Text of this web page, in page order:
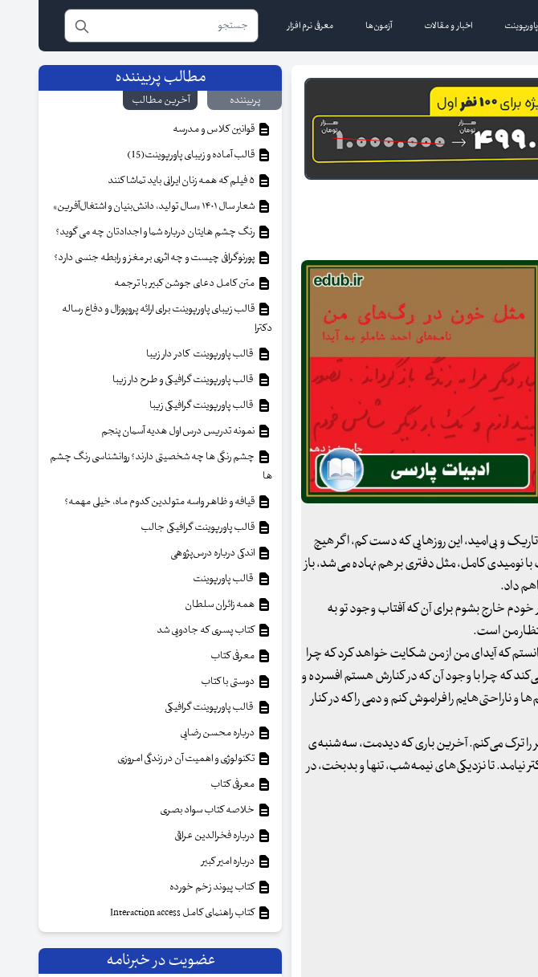
اخبار و مقالات آزمون‌ها معرفی نرم افزار
و بی‌امید، این روزهایی که دست کم، اگر هیچ
کامل، مثل دفتری بر هم نهاده می‌شد، باز
داد.
خودم خارج بشوم برای آن که آفتاب وجود تو به
من است.
که آیدای من از من شکایت خواهد کرد که چرا
که چرا با وجود آن که در کنارش هستم افسرده و
ناراحتی‌هایم را فراموش کنم و دمی را که در کنار
شهر را ترک می‌کنم. آخرین باری که دیدمت، سه‌شنبه‌ی
نیامد. تا نزدیکی‌های نیمه‌شب، تنها و بدبخت، در
مطالب پربیننده
پربیننده
آخرین مطالب
قوانین کلاس و مدرسه
قالب آماده و زیبای پاورپوینت(15)
شعار سال ۱۴۰۱ «سال تولید، دانش‌بنیان و اشتغال‌آفرین»
رنگ چشم هایتان درباره شما و اجدادتان چه می گوید؟
پورنوگرافی چیست و چه اثری بر مغز و رابطه جنسی دارد؟
متن کامل دعای جوشن کبیر با ترجمه
قالب زیبای پاورپوینت برای ارائه پروپوزال و دفاع رساله
دکترا
قالب پاورپوینت کادر دار زیبا
قالب پاورپوینت گرافیکی و طرح دار زیبا
قالب پاورپوینت گرافیکی زیبا
نمونه تدریس درس اول هدیه آسمان پنجم
چشم رنگی ها چه شخصیتی دارند؟ روانشناسی رنگ چشم
ها
قیافه و ظاهر واسه متولدین کدوم ماه، خیلی مهمه؟
قالب پاورپوینت گرافیکی جالب
اندکی درباره درس‌پژوهی
قالب پاورپوینت
همه زائران سلطان
کتاب پسری که جادویی شد
معرفی کتاب
دوستی با کتاب
قالب پاورپوینت گرافیکی
درباره محسن رضایی
تکنولوژی و اهمیت آن در زندگی امروزی
معرفی کتاب
خلاصه کتاب سواد بصری
درباره فخرالدین عراقی
درباره امیر کبیر
کتاب پیوند زخم خورده
کتاب راهنمای کامل Interaction access
عضویت در خبرنامه